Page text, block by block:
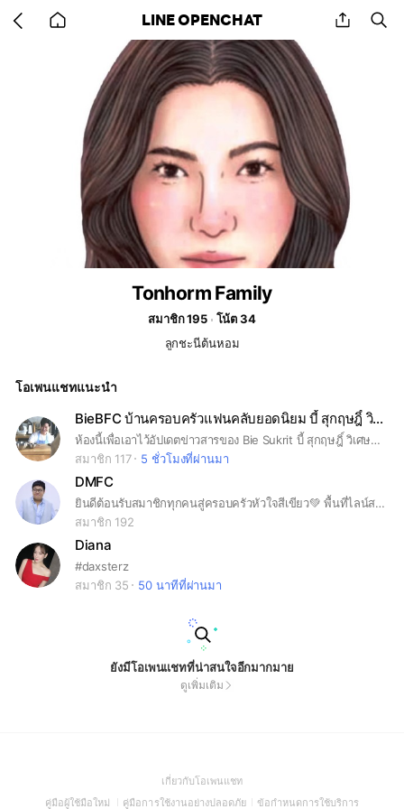
back LINE OPENCHAT share
Tonhorm Family
สมาชิก 195
โน้ต 34
ลูกชะนีต้นหอม
โอเพนแชทแนะนำ
BieBFC บ้านครอบครัวแฟนคลับยอดนิยม บี้ สุกฤษฎิ์ วิเศษแก้ว 💚💚💚💚
ห้องนี้เพื่อเอาไว้อัปเดตข่าวสารของ Bie Sukrit บี้ สุกฤษฎิ์ วิเศษแก้ว เท่านั้นนะคะ 😊😊😊😊
สมาชิก 117
5 ชั่วโมงที่ผ่านมา
DMFC
ยินดีต้อนรับสมาชิกทุกคนสู่ครอบครัวหัวใจสีเขียว💚 พื้นที่ไลน์สแควร์นี้เป็นพื้นที่ของคนรักพี่โดม​ จารุวัฒน์​ สามารถพูดคุย​ ส่งกำลังใจกันได้นะคะ
สมาชิก 192
Diana
#daxsterz
สมาชิก 35
50 นาทีที่ผ่านมา
ยังมีโอเพนแชทที่น่าสนใจอีกมากมาย
ดูเพิ่มเติม
เกี่ยวกับโอเพนแชท(Open
in
คู่มือผู้ใช้มือใหม่ (Open
คู่มือการใช้งานอย่างปลอดภัย(Open
ข้อกำหนดการใช้บริการ(Open